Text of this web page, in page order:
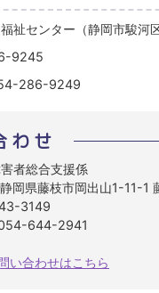
祉センター（静岡市駿河
9245
286-9249
わせ
者総合支援係
岡県藤枝市岡出山1-11-1
3149
644-2941
い合わせはこちら